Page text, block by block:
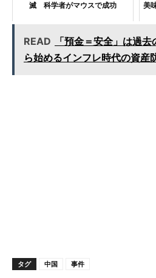
滅 科学者がマウスで成功
美
READ
「預金＝安全」は過
ら始めるインフレ時代の資産
タグ 中国 事件